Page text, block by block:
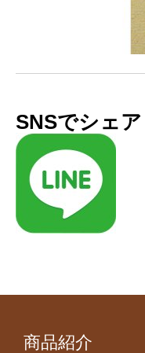
SNSでシェア
商品紹介